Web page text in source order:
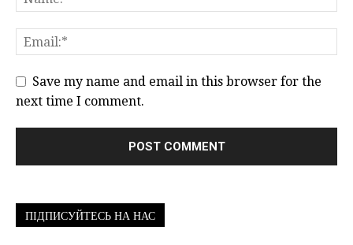
Save my name and email in this browser for the
next time I comment.
ПІДПИСУЙТЕСЬ НА НАС